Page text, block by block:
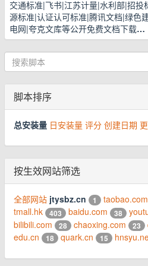
交通标准|飞书|江苏计量|水利部|招投
源标准|认证认可标准|腾讯文档|绿色
电网|夸克文库等公开免费文档下载…
脚本排序
总安装量 日安装量 评分 创建日期
按生效网站筛选
全部网站 jtysbz.cn 1 taobao.com
tmall.hk 403 baidu.com 38
bilibili.com 28 chaoxing.com 23
edu.cn 18 quark.cn 15